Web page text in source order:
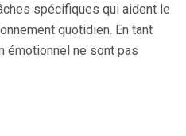
spécifiques qui aident le
quotidien. En tant
émotionnel ne sont pas